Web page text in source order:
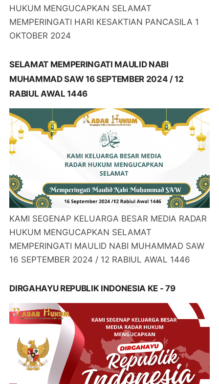
HUKUM MENGUCAPKAN SELAMAT
MEMPERINGATI HARI KESAKTIAN PANCASILA 1
OKTOBER 2024
SELAMAT MEMPERINGATI MAULID NABI
MUHAMMAD SAW 16 SEPTEMBER 2024 / 12
RABIUL AWAL 1446
KAMI SEGENAP KELUARGA BESAR MEDIA RADAR
HUKUM MENGUCAPKAN SELAMAT
MEMPERINGATI MAULID NABI MUHAMMAD SAW
16 SEPTEMBER 2024 / 12 RABIUL AWAL 1446
DIRGAHAYU REPUBLIK INDONESIA KE - 79